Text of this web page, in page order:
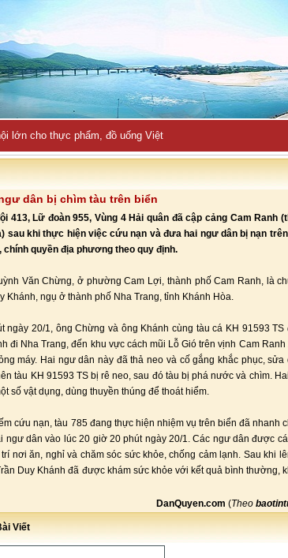
lớn cho thực phẩm, đồ uống Việt
dân bị chìm tàu trên biển
413, Lữ đoàn 955, Vùng 4 Hải quân đã cập cảng Cam Ranh
sau khi thực hiện việc cứu nạn và đưa hai ngư dân bị nạn
chính quyền địa phương theo quy định.
Văn Chừng, ở phường Cam Lợi, thành phố Cam Ranh, là
Khánh, ngụ ở thành phố Nha Trang, tỉnh Khánh Hòa.
ngày 20/1, ông Chừng và ông Khánh cùng tàu cá KH 91593 TS
đi Nha Trang, đến khu vực cách mũi Lỗ Gió trên vịnh Cam Ranh
máy. Hai ngư dân này đã thả neo và cố gắng khắc phục, sửa
tàu KH 91593 TS bị rê neo, sau đó tàu bị phá nước và chìm.
số vật dụng, dùng thuyền thúng để thoát hiểm.
cứu nạn, tàu 785 đang thực hiện nhiệm vụ trên biển đã nhanh
ngư dân vào lúc 20 giờ 20 phút ngày 20/1. Các ngư dân được
nơi ăn, nghỉ và chăm sóc sức khỏe, chống cảm lạnh. Sau khi
Duy Khánh đã được khám sức khỏe với kết quả bình thường,
DanQuyen.com (Theo
Viết